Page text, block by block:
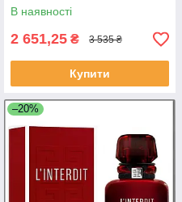
В наявності
2 651,25 ₴ 3 535 ₴
Купити
–20%